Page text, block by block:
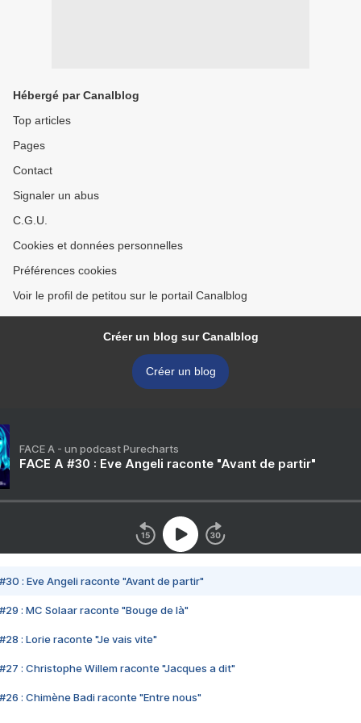
Hébergé par Canalblog
Top articles
Pages
Contact
Signaler un abus
C.G.U.
Cookies et données personnelles
Préférences cookies
Voir le profil de petitou sur le portail Canalblog
Créer un blog sur Canalblog
Créer un blog
FACE A - un podcast Purecharts
FACE A #30 : Eve Angeli raconte "Avant de partir"
#30 : Eve Angeli raconte "Avant de partir"
#29 : MC Solaar raconte "Bouge de là"
#28 : Lorie raconte "Je vais vite"
#27 : Christophe Willem raconte "Jacques a dit"
#26 : Chimène Badi raconte "Entre nous"